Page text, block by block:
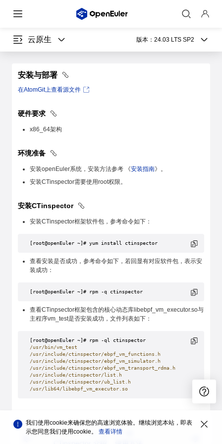
云原生 版本： 24.03 LTS SP2
安装与部署
在AtomGit上查看源文件
硬件要求
x86_64架构
环境准备
安装openEuler系统，安装方法参考 《安装指南》。
安装CTinspector需要使用root权限。
安装CTinspector
安装CTinspector框架软件包，参考命令如下：
[root@openEuler ~]# yum install ctinspector
查看安装是否成功，参考命令如下，若回显有对应软件包，表示安
装成功：
[root@openEuler ~]# rpm -q ctinspector
查看CTinpsector框架包含的核心动态库libebpf_vm_executor.so与
主程序vm_test是否安装成功，文件列表如下：
[root@openEuler ~]# rpm -ql ctinspector
/usr/bin/vm_test
/usr/include/ctinspector/ebpf_vm_functions.h
/usr/include/ctinspector/ebpf_vm_simulator.h
/usr/include/ctinspector/ebpf_vm_transport_rdma.h
/usr/include/ctinspector/list.h
/usr/include/ctinspector/ub_list.h
/usr/lib64/libebpf_vm_executor.so
上一篇 下一篇
我们使用cookie来确保您的高速浏览体验。继续浏览本站，即表
示您同意我们使用cookie。 查看详情